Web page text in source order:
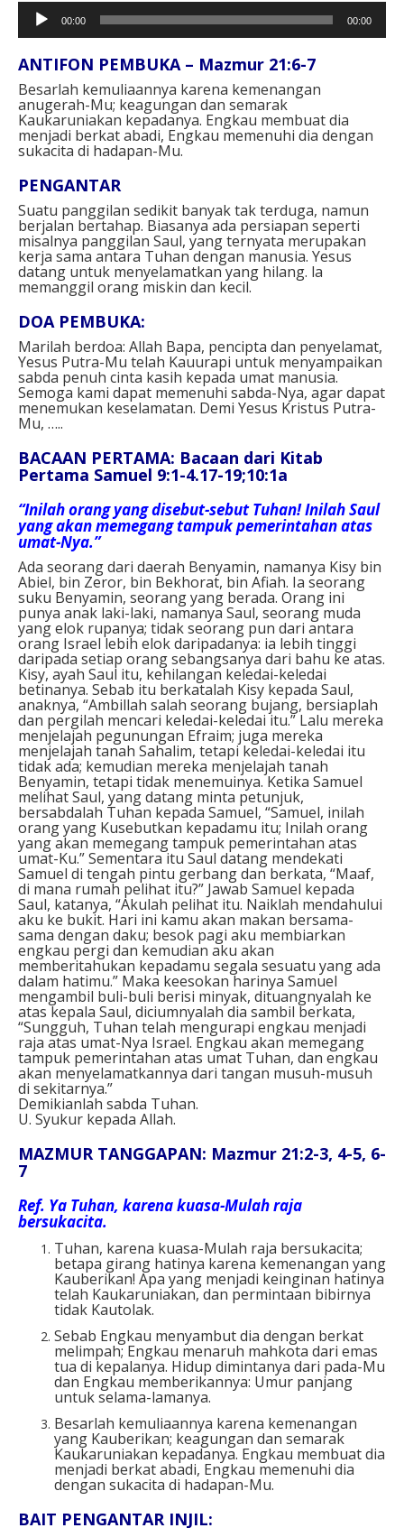
Pemutar
Audio
00:00 00:00
ANTIFON PEMBUKA – Mazmur 21:6-7
Besarlah kemuliaannya karena kemenangan
anugerah-Mu; keagungan dan semarak
Kaukaruniakan kepadanya. Engkau membuat dia
menjadi berkat abadi, Engkau memenuhi dia dengan
sukacita di hadapan-Mu.
PENGANTAR
Suatu panggilan sedikit banyak tak terduga, namun
berjalan bertahap. Biasanya ada persiapan seperti
misalnya panggilan Saul, yang ternyata merupakan
kerja sama antara Tuhan dengan manusia. Yesus
datang untuk menyelamatkan yang hilang. la
memanggil orang miskin dan kecil.
DOA PEMBUKA:
Marilah berdoa: Allah Bapa, pencipta dan penyelamat,
Yesus Putra-Mu telah Kauurapi untuk menyampaikan
sabda penuh cinta kasih kepada umat manusia.
Semoga kami dapat memenuhi sabda-Nya, agar dapat
menemukan keselamatan. Demi Yesus Kristus Putra-
Mu, …..
BACAAN PERTAMA: Bacaan dari Kitab
Pertama Samuel 9:1-4.17-19;10:1a
“Inilah orang yang disebut-sebut Tuhan! Inilah Saul
yang akan memegang tampuk pemerintahan atas
umat-Nya.”
Ada seorang dari daerah Benyamin, namanya Kisy bin
Abiel, bin Zeror, bin Bekhorat, bin Afiah. Ia seorang
suku Benyamin, seorang yang berada. Orang ini
punya anak laki-laki, namanya Saul, seorang muda
yang elok rupanya; tidak seorang pun dari antara
orang Israel lebih elok daripadanya: ia lebih tinggi
daripada setiap orang sebangsanya dari bahu ke atas.
Kisy, ayah Saul itu, kehilangan keledai-keledai
betinanya. Sebab itu berkatalah Kisy kepada Saul,
anaknya, “Ambillah salah seorang bujang, bersiaplah
dan pergilah mencari keledai-keledai itu.” Lalu mereka
menjelajah pegunungan Efraim; juga mereka
menjelajah tanah Sahalim, tetapi keledai-keledai itu
tidak ada; kemudian mereka menjelajah tanah
Benyamin, tetapi tidak menemuinya. Ketika Samuel
melihat Saul, yang datang minta petunjuk,
bersabdalah Tuhan kepada Samuel, “Samuel, inilah
orang yang Kusebutkan kepadamu itu; Inilah orang
yang akan memegang tampuk pemerintahan atas
umat-Ku.” Sementara itu Saul datang mendekati
Samuel di tengah pintu gerbang dan berkata, “Maaf,
di mana rumah pelihat itu?” Jawab Samuel kepada
Saul, katanya, “Akulah pelihat itu. Naiklah mendahului
aku ke bukit. Hari ini kamu akan makan bersama-
sama dengan daku; besok pagi aku membiarkan
engkau pergi dan kemudian aku akan
memberitahukan kepadamu segala sesuatu yang ada
dalam hatimu.” Maka keesokan harinya Samuel
mengambil buli-buli berisi minyak, dituangnyalah ke
atas kepala Saul, diciumnyalah dia sambil berkata,
“Sungguh, Tuhan telah mengurapi engkau menjadi
raja atas umat-Nya Israel. Engkau akan memegang
tampuk pemerintahan atas umat Tuhan, dan engkau
akan menyelamatkannya dari tangan musuh-musuh
di sekitarnya.”
Demikianlah sabda Tuhan.
U. Syukur kepada Allah.
MAZMUR TANGGAPAN: Mazmur 21:2-3, 4-5, 6-
7
Ref. Ya Tuhan, karena kuasa-Mulah raja
bersukacita.
Tuhan, karena kuasa-Mulah raja bersukacita;
betapa girang hatinya karena kemenangan yang
Kauberikan! Apa yang menjadi keinginan hatinya
telah Kaukaruniakan, dan permintaan bibirnya
tidak Kautolak.
Sebab Engkau menyambut dia dengan berkat
melimpah; Engkau menaruh mahkota dari emas
tua di kepalanya. Hidup dimintanya dari pada-Mu
dan Engkau memberikannya: Umur panjang
untuk selama-lamanya.
Besarlah kemuliaannya karena kemenangan
yang Kauberikan; keagungan dan semarak
Kaukaruniakan kepadanya. Engkau membuat dia
menjadi berkat abadi, Engkau memenuhi dia
dengan sukacita di hadapan-Mu.
BAIT PENGANTAR INJIL: